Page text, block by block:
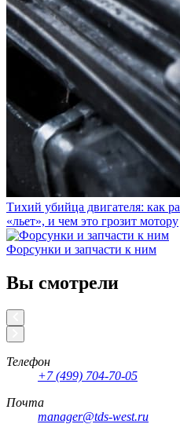
Тихий убийца двигателя: как
«льет», и чем это грозит мотору
Форсунки и запчасти к ним
Вы смотрели
Телефон
+7 (499) 704-70-05
Почта
manager@tds-west.ru